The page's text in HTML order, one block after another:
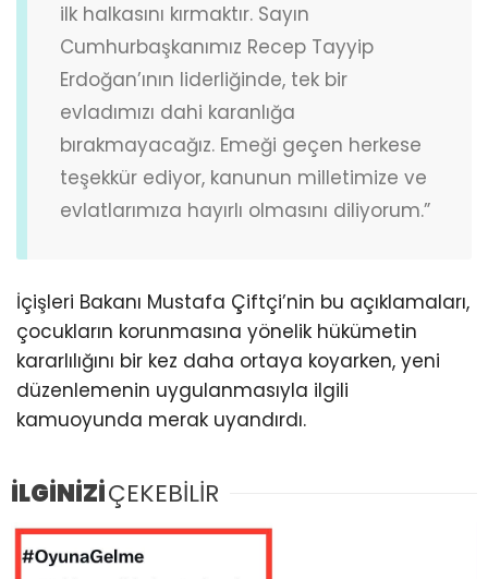
ilk halkasını kırmaktır. Sayın
Cumhurbaşkanımız Recep Tayyip
Erdoğan’ının liderliğinde, tek bir
evladımızı dahi karanlığa
bırakmayacağız. Emeği geçen herkese
teşekkür ediyor, kanunun milletimize ve
evlatlarımıza hayırlı olmasını diliyorum.”
İçişleri Bakanı Mustafa Çiftçi’nin bu açıklamaları,
çocukların korunmasına yönelik hükümetin
kararlılığını bir kez daha ortaya koyarken, yeni
düzenlemenin uygulanmasıyla ilgili
kamuoyunda merak uyandırdı.
İLGİNİZİÇEKEBİLİR